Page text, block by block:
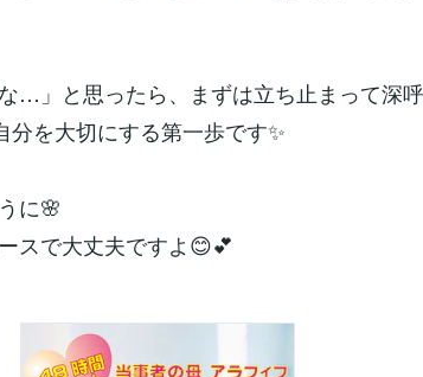
…」と思ったら、まずは立ち止まって深
分を大切にする第一歩です✨
に🌸
スで大丈夫ですよ😊💕